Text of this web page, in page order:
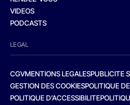
VIDEOS
PODCASTS
LEGAL
CGVMENTIONS LEGALESPUBLICITE
GESTION DES COOKIESPOLITIQUE
POLITIQUE D’ACCESSIBILITE